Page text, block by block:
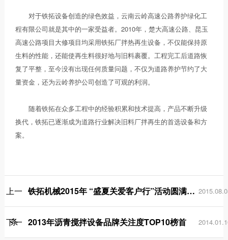
对于铁拓设备创造的绿色效益，云南云岭高速公路养护绿化工
程有限公司就是其中的一家受益者。2010年，楚大高速公路、昆玉
高速公路项目大修项目均采用铁拓厂拌热再生设备，不仅能保持原
生料的性能，还能使再生料很好地与旧料裹覆。工程完工后道路恢
复了平整，至今没有出现任何质量问题，不仅为道路养护节约了大
量资金，还为云岭养护公司创造了可观的利润。
随着铁拓在众多工程中的经验积累和技术提高，产品不断升级
换代，铁拓已逐渐成为道路行业解决旧料厂拌再生的首选设备和方
案。
上一
条
铁拓机械2015年 “盛夏关爱客户行”活动圆满结束
下一 2013年沥青搅拌设备品牌关注度TOP10榜首